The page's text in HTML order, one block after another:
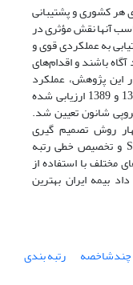
هر کشوری و پشتیبانی‏
آنها نقش مؤثری در
به عملکردی قوی و
باشند و اقدام‌های
این پژوهش، عملکرد
شرکت‏ های بیمه ایرانی طی سال‏های 1387، 1388 و 1389 ارزیابی شده
شانون تعیین شد.
روش تصمیم ‏گیری
چندشاخصه شامل SAW، TOPSIS، VIKOR و تخصیص‏ خطی رتبه
مختلف با استفاده از
بیمه ایران بهترین
چندشاخصه رتبه ‏بندی